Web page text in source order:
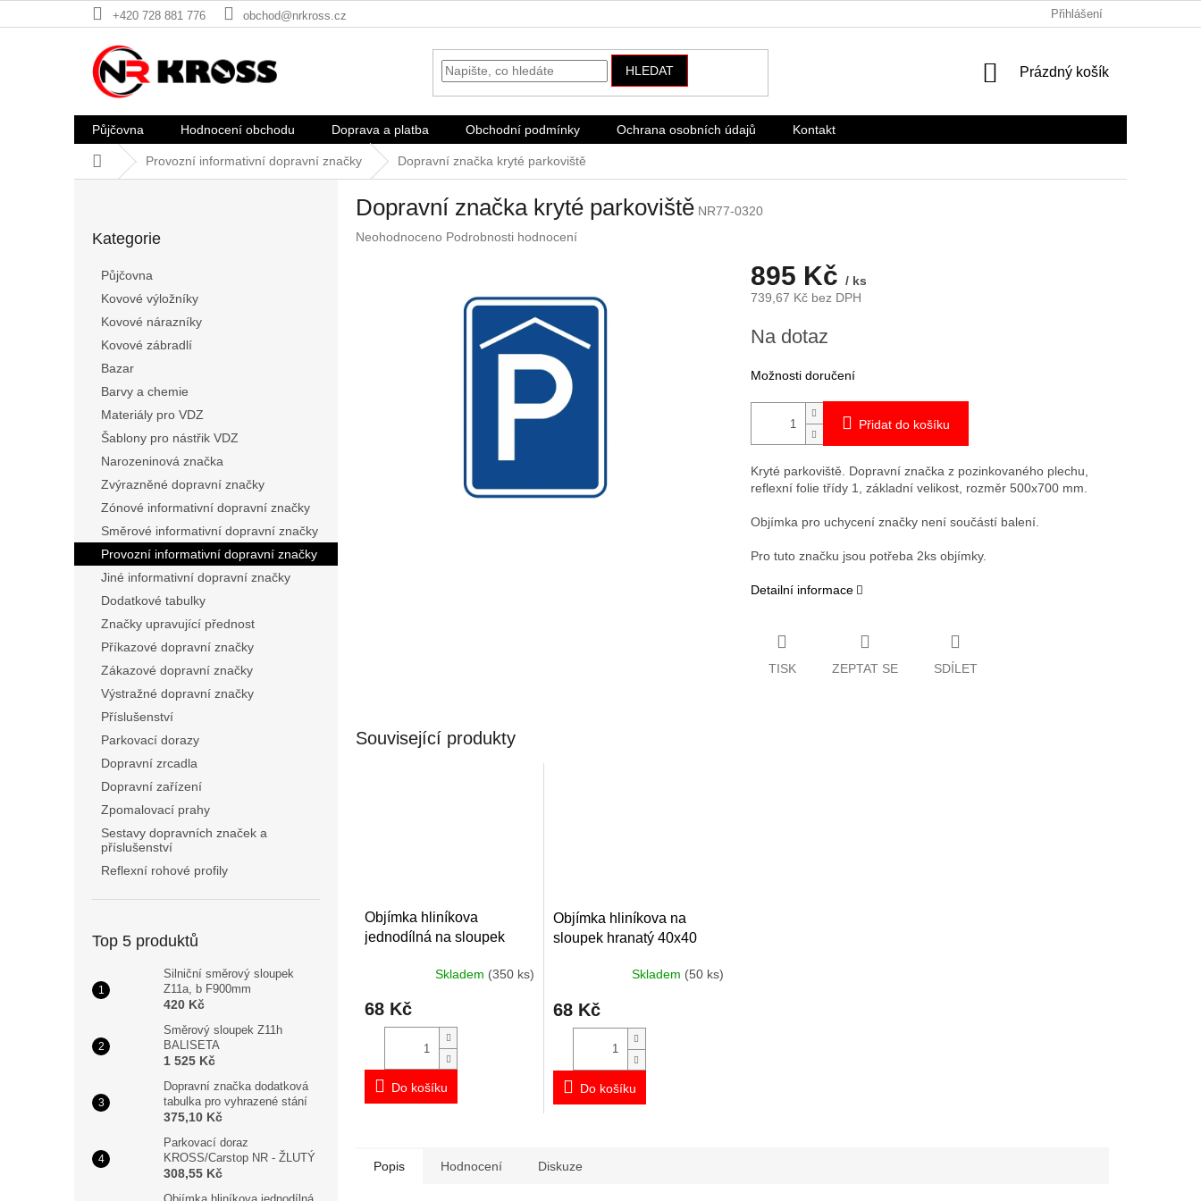
na
+420 728 881 776 obchod@nrkross.cz Přihlášení
HLEDAT
NÁKUPNÍ
Prázdný košík
Půjčovna Hodnocení obchodu Doprava a platba Obchodní podmínky Ochrana osobních údajů Kontakt
Domů Provozní informativní dopravní značky Dopravní značka kryté parkoviště
kategorie
Kategorie
Půjčovna
Kovové výložníky
Kovové nárazníky
Kovové zábradlí
Bazar
Barvy a chemie
Materiály pro VDZ
Šablony pro nástřik VDZ
Narozeninová značka
Zvýrazněné dopravní značky
Zónové informativní dopravní značky
Směrové informativní dopravní značky
Provozní informativní dopravní značky
Jiné informativní dopravní značky
Dodatkové tabulky
Značky upravující přednost
Příkazové dopravní značky
Zákazové dopravní značky
Výstražné dopravní značky
Příslušenství
Parkovací dorazy
Dopravní zrcadla
Dopravní zařízení
Zpomalovací prahy
Sestavy dopravních značek a
příslušenství
Reflexní rohové profily
Top 5 produktů
Silniční směrový sloupek
Z11a, b F900mm
420 Kč
Směrový sloupek Z11h
BALISETA
1 525 Kč
Dopravní značka dodatková
tabulka pro vyhrazené stání
375,10 Kč
Parkovací doraz
KROSS/Carstop NR - ŽLUTÝ
308,55 Kč
Dopravní značka kryté parkoviště NR77-0320
Průměrné
Neohodnoceno Podrobnosti hodnocení
895 Kč / ks
739,67 Kč bez DPH
cena:
Na dotaz
Možnosti doručení
Přidat do košíku
Kryté parkoviště. Dopravní značka z pozinkovaného plechu,
reflexní folie třídy 1, základní velikost, rozměr 500x700 mm.
Objímka pro uchycení značky není součástí balení.
Pro tuto značku jsou potřeba 2ks objímky.
Detailní informace
TISK ZEPTAT SE SDÍLET
Související produkty
Objímka hliníkova
jednodílná na sloupek
Skladem (350 ks)
68 Kč
Do košíku
Objímka hliníkova na
sloupek hranatý 40x40
Skladem (50 ks)
68 Kč
Do košíku
Popis Hodnocení Diskuze